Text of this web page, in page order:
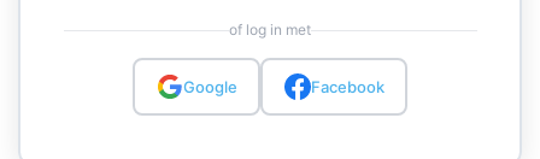
of log in met
Google Facebook